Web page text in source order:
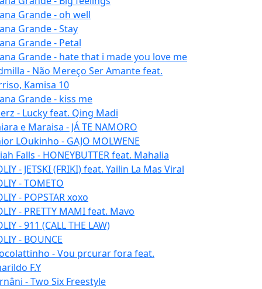
Grande - oh well
Grande - Stay
Grande - Petal
Grande - hate that i made you love me
- Não Mereço Ser Amante feat.
Kamisa 10
Grande - kiss me
- Lucky feat. Qing Madi
e Maraisa - JÁ TE NAMORO
LOukinho - GAJO MOLWENE
Falls - HONEYBUTTER feat. Mahalia
- JETSKI (FRIKI) feat. Yailin La Mas Viral
- TOMETO
- POPSTAR xoxo
- PRETTY MAMI feat. Mavo
- 911 (CALL THE LAW)
- BOUNCE
- Vou prcurar fora feat.
F.Y
- Two Six Freestyle